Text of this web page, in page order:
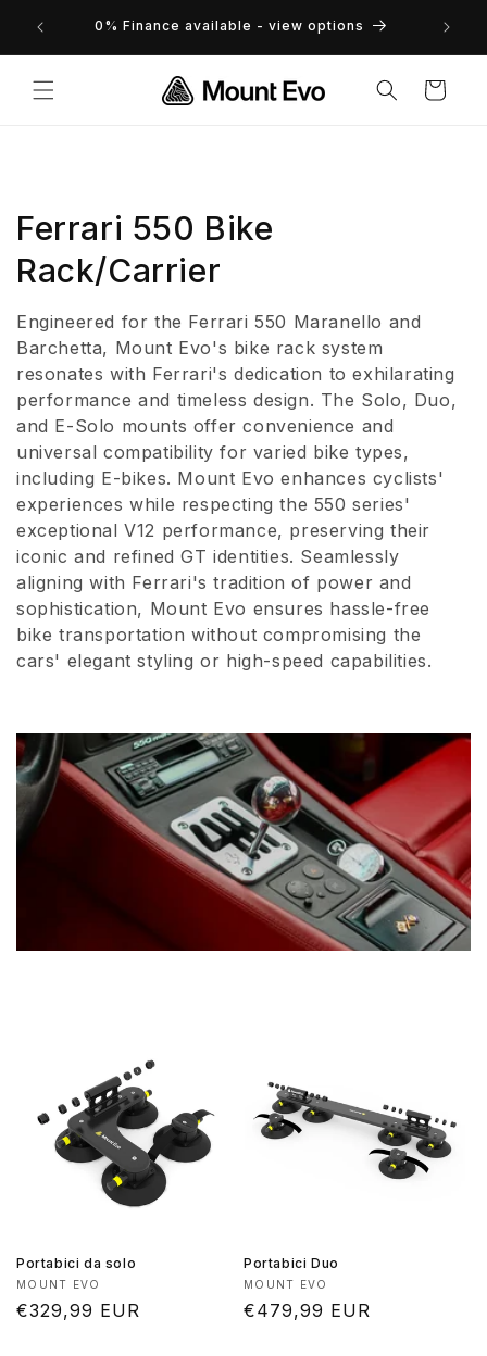
direttamente0% Finance available - view options
Carrello
C
o
l
l
e
z
i
o
n
e
:
Ferrari 550 Bike
Rack/Carrier
Engineered for the Ferrari 550 Maranello and
Barchetta, Mount Evo's bike rack system
resonates with Ferrari's dedication to exhilarating
performance and timeless design. The Solo, Duo,
and E-Solo mounts offer convenience and
universal compatibility for varied bike types,
including E-bikes. Mount Evo enhances cyclists'
experiences while respecting the 550 series'
exceptional V12 performance, preserving their
iconic and refined GT identities. Seamlessly
aligning with Ferrari's tradition of power and
sophistication, Mount Evo ensures hassle-free
bike transportation without compromising the
cars' elegant styling or high-speed capabilities.
Portabici da solo
Produttore:
MOUNT EVO
Prezzo
€329,99 EUR
Portabici Duo
Produttore:
MOUNT EVO
Prezzo
€479,99 EUR